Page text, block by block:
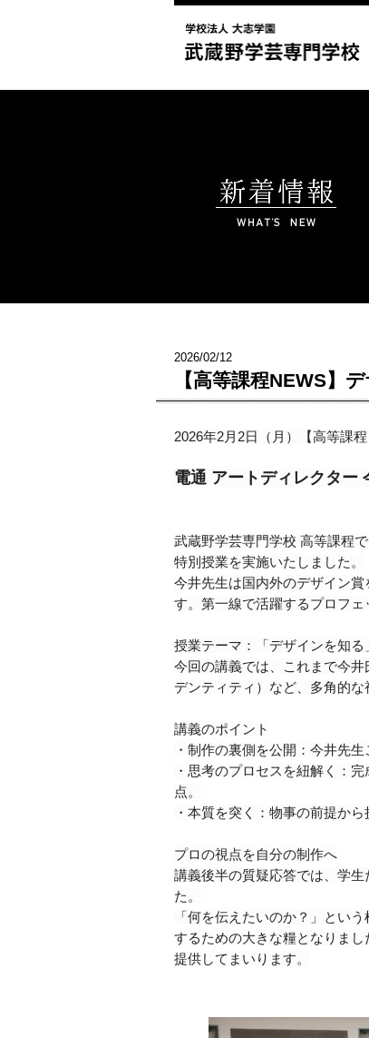
2026/02/12
【高等課程NEWS】
2026年2月2日（月）【高等課程
電通 アートディレクタ
武蔵野学芸専門学校 高等課程
特別授業を実施いたしました。
今井先生は国内外のデザイン
す。第一線で活躍するプロフェ
授業テーマ：「デザインを知る
今回の講義では、これまで今
デンティティ）など、多角的
講義のポイント
・制作の裏側を公開：今井先
・思考のプロセスを紐解く：
点。
・本質を突く：物事の前提か
プロの視点を自分の制作へ
講義後半の質疑応答では、学
た。
「何を伝えたいのか？」とい
するための大きな糧となりま
提供してまいります。